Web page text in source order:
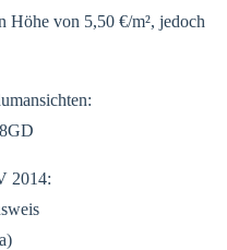
Höhe von 5,50 €/m², jedoch
2014: